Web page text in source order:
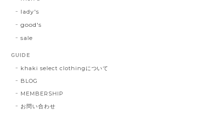
lady's
good's
sale
GUIDE
khaki select clothingについて
BLOG
MEMBERSHIP
お問い合わせ